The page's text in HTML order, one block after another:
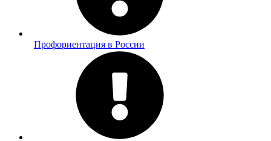
Профориентация в России